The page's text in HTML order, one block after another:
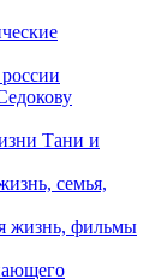
Тани и
семья,
жизнь, фильмы